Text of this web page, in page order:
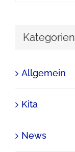
Kategorien
Allgemein
Kita
News